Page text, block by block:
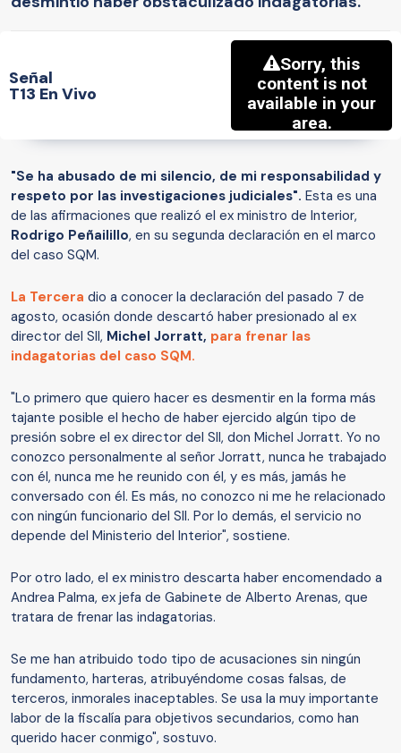
Señal
T13 En Vivo
"Se ha abusado de mi silencio, de mi responsabilidad y
respeto por las investigaciones judiciales". Esta es una
de las afirmaciones que realizó el ex ministro de Interior,
Rodrigo Peñailillo, en su segunda declaración en el marco
del caso SQM.
La Tercera dio a conocer la declaración del pasado 7 de
agosto, ocasión donde descartó haber presionado al ex
director del SII, Michel Jorratt, para frenar las
indagatorias del caso SQM.
"Lo primero que quiero hacer es desmentir en la forma más
tajante posible el hecho de haber ejercido algún tipo de
presión sobre el ex director del SII, don Michel Jorratt. Yo no
conozco personalmente al señor Jorratt, nunca he trabajado
con él, nunca me he reunido con él, y es más, jamás he
conversado con él. Es más, no conozco ni me he relacionado
con ningún funcionario del SII. Por lo demás, el servicio no
depende del Ministerio del Interior", sostiene.
Por otro lado, el ex ministro descarta haber encomendado a
Andrea Palma, ex jefa de Gabinete de Alberto Arenas, que
tratara de frenar las indagatorias.
Se me han atribuido todo tipo de acusaciones sin ningún
fundamento, harteras, atribuyéndome cosas falsas, de
terceros, inmorales inaceptables. Se usa la muy importante
labor de la fiscalía para objetivos secundarios, como han
querido hacer conmigo", sostuvo.